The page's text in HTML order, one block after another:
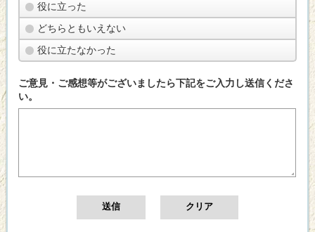
役に立った
どちらともいえない
役に立たなかった
ご意見・ご感想等がございましたら下記をご入力し送信くださ
い。